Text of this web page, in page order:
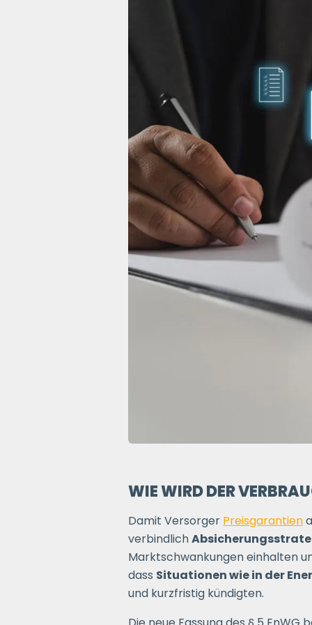
WIE WIRD DER
Damit Versorger Preisgarantien
verbindlich
Marktschwankungen einhalten
dass Situationen wie in der
und kurzfristig kündigten.